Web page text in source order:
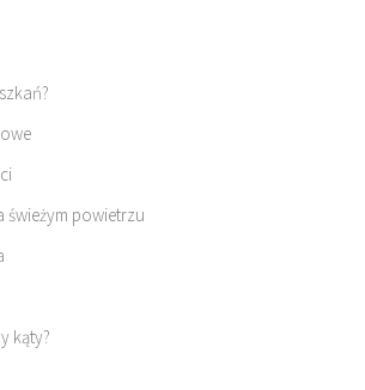
świeżym powietrzu
kąty?